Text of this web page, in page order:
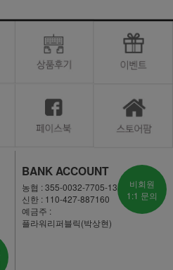
BANK ACCOUNT
농협 : 355-0032-7705-13
신한 : 110-427-887160
예금주 :
플라워리퍼블릭(박상현)
비회원
1:1 문의